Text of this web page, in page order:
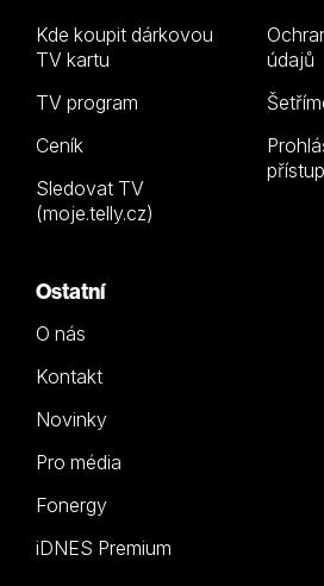
Kde koupit dárkovou
TV kartu
TV program
Ceník
Sledovat TV
(moje.telly.cz)
údajů
Ostatní
O nás
Kontakt
Novinky
Pro média
Fonergy
iDNES Premium